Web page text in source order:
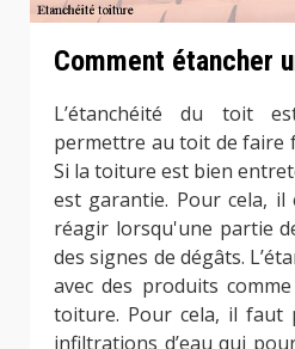
Comment étancher
L’étanchéité du toit
permettre au toit de faire
Si la toiture est bien
est garantie. Pour cela, il
réagir lorsqu'une partie
des signes de dégâts.
avec des produits
toiture. Pour cela, il faut
infiltrations d’eau qui